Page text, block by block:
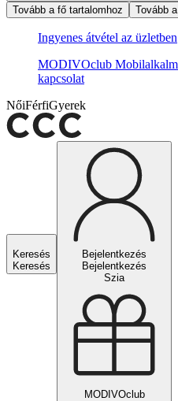
Tovább a fő tartalomhoz
Tovább
Ingyenes átvétel az üzletben
MODIVOclub
kapcsolat
NőiFérfiGyerek
Keresés
Keresés
Bejelentkezés
Bejelentkezés
Szia
MODIVOclub